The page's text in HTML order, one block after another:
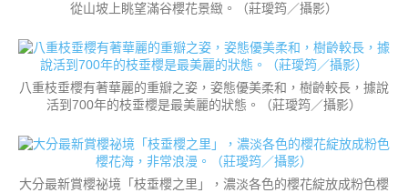
從山坡上眺望滿谷櫻花景緻。（莊璦筠／攝影）
八重枝垂櫻有著華麗的重瓣之姿，姿態優美柔和，樹齡較長，據說
活到700年的枝垂櫻是最美麗的狀態。（莊璦筠／攝影）
大分最新賞櫻祕境「枝垂櫻之里」，濃淡各色的櫻花綻放成粉色櫻